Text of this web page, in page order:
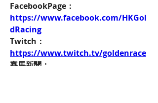
FacebookPage：
https://www.facebook.com/HKGol
dRacing
Twitch：
https://www.twitch.tv/goldenrace
賽馬新聞：